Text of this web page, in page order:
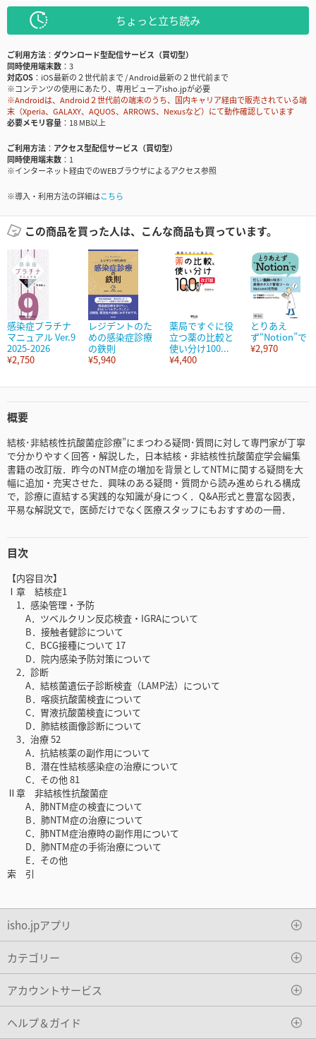
ちょっと立ち読み
ご利用方法
ダウンロード型配信サービス（買切型）
同時使用端末数
3
対応OS
iOS最新の２世代前まで / Android最新の２世代前まで
※コンテンツの使用にあたり、専用ビューアisho.jpが必要
※Androidは、Android２世代前の端末のうち、国内キャリア経由で販売されている端
末（Xperia、GALAXY、AQUOS、ARROWS、Nexusなど）にて動作確認しています
必要メモリ容量
18 MB以上
ご利用方法
アクセス型配信サービス（買切型）
同時使用端末数
1
※インターネット経由でのWEBブラウザによるアクセス参照
※導入・利用方法の詳細はこちら
この商品を買った人は、こんな商品も買っています。
感染症プラチナ
マニュアル Ver.9
2025-2026
¥2,750
レジデントのた
めの感染症診療
の鉄則
¥5,940
薬局ですぐに役
立つ薬の比較と
使い分け100...
¥4,400
とりあえ
ず“Notion”で
¥2,970
概要
結核･非結核性抗酸菌症診療”にまつわる疑問･質問に対して専門家が丁寧
で分かりやすく回答・解説した，日本結核・非結核性抗酸菌症学会編集
書籍の改訂版．昨今のNTM症の増加を背景としてNTMに関する疑問を大
幅に追加・充実させた．興味のある疑問・質問から読み進められる構成
で，診療に直結する実践的な知識が身につく．Q&A形式と豊富な図表，
平易な解説文で，医師だけでなく医療スタッフにもおすすめの一冊．
目次
【内容目次】
Ⅰ章 結核症1
1．感染管理・予防
A．ツベルクリン反応検査・IGRAについて
B．接触者健診について
C．BCG接種について 17
D．院内感染予防対策について
2．診断
A．結核菌遺伝子診断検査（LAMP法）について
B．喀痰抗酸菌検査について
C．胃液抗酸菌検査について
D．肺結核画像診断について
3．治療 52
A．抗結核薬の副作用について
B．潜在性結核感染症の治療について
C．その他 81
Ⅱ章 非結核性抗酸菌症
A．肺NTM症の検査について
B．肺NTM症の治療について
C．肺NTM症治療時の副作用について
D．肺NTM症の手術治療について
E．その他
索 引
isho.jpアプリ
カテゴリー
アカウントサービス
ヘルプ＆ガイド